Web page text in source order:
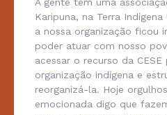
Karipuna, na Terra
a nossa organização ficou
poder atuar com nosso
acessar o recurso da
organização indígena e
reorganizá-la. Hoje
emocionada digo que